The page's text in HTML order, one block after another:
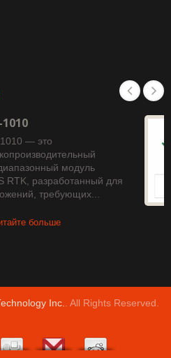
1010
— это
модуль
RTK, разработанный для
требующих...
больше
Inc. . All Rights Reserved.